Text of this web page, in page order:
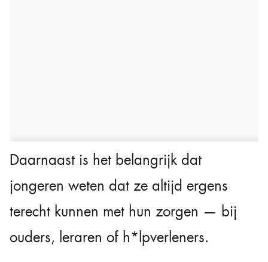
Daarnaast is het belangrijk dat
jongeren weten dat ze altijd ergens
terecht kunnen met hun zorgen — bij
ouders, leraren of h*lpverleners.